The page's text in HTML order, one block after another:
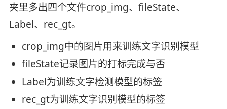
夹里多出四个文件crop_img、fileState、
Label、rec_gt。
crop_img中的图片用来训练文字识别模型
fileState记录图片的打标完成与否
Label为训练文字检测模型的标签
rec_gt为训练文字识别模型的标签